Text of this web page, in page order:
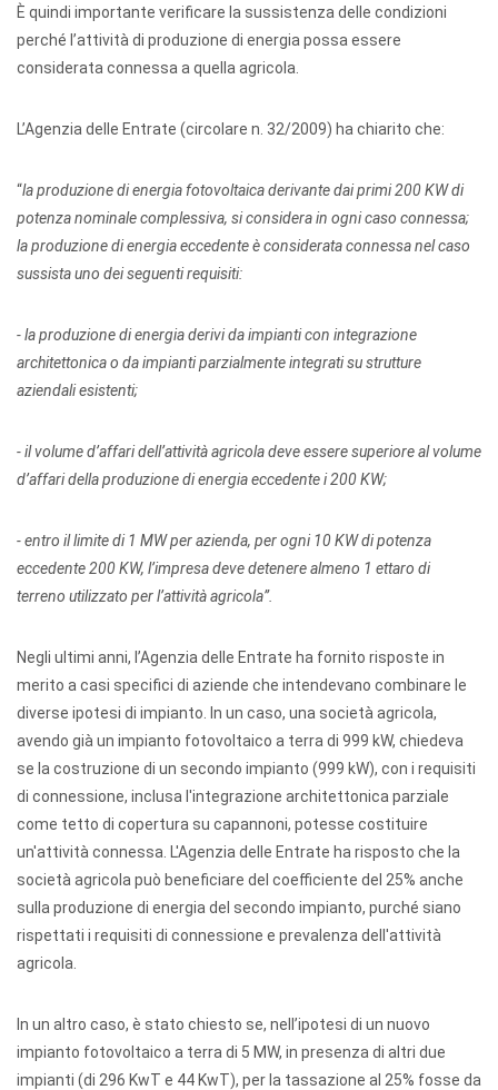
È quindi importante verificare la sussistenza delle condizioni
perché l’attività di produzione di energia possa essere
considerata connessa a quella agricola.
L’Agenzia delle Entrate (circolare n. 32/2009) ha chiarito che:
“la produzione di energia fotovoltaica derivante dai primi 200 KWdi
potenza nominale complessiva, si considera in ogni caso connessa;
la produzione di energia eccedente è considerata connessa nel caso
sussista uno dei seguenti requisiti:
- la produzione di energia derivi da impianti con integrazione
architettonica o da impianti parzialmente integrati su strutture
aziendali esistenti;
- il volume d’affari dell’attività agricola deve essere superiore al volume
d’affari della produzione di energia eccedente i 200 KW;
- entro il limite di 1 MW per azienda, per ogni 10 KW di potenza
eccedente 200 KW, l’impresa deve detenere almeno 1 ettaro di
terreno utilizzato per l’attività agricola”.
Negli ultimi anni, l’Agenzia delle Entrate ha fornito risposte in
merito a casi specifici di aziende che intendevano combinare le
diverse ipotesi di impianto. In un caso, una società agricola,
avendo già un impianto fotovoltaico a terra di 999 kW, chiedeva
se la costruzione di un secondo impianto (999 kW), con i requisiti
di connessione, inclusa l'integrazione architettonica parziale
come tetto di copertura su capannoni, potesse costituire
un'attività connessa. L'Agenzia delle Entrate ha risposto che la
società agricola può beneficiare del coefficiente del 25% anche
sulla produzione di energia del secondo impianto, purché siano
rispettati i requisiti di connessione e prevalenza dell'attività
agricola.
In un altro caso, è stato chiesto se, nell’ipotesi di un nuovo
impianto fotovoltaico a terra di 5 MW, in presenza di altri due
impianti (di 296 KwT e 44 KwT), per la tassazione al 25% fosse da